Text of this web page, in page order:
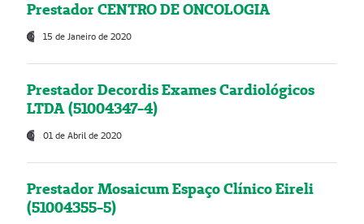
Prestador CENTRO DE ONCOLOGIA
15 de Janeiro de 2020
Prestador Decordis Exames Cardiológicos
LTDA (51004347-4)
01 de Abril de 2020
Prestador Mosaicum Espaço Clínico Eireli
(51004355-5)